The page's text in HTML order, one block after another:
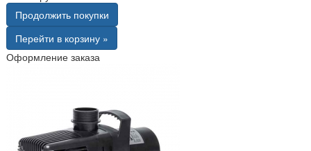
Продолжить покупки
Перейти в корзину »
Оформление заказа